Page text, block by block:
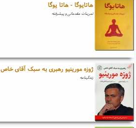
هاتایوگا - هاتا یوگا
تمرینات مقدماتی و پیشرفته
ژوزه مورینیو رهبری به سبک آقای خاص
زندگینامه